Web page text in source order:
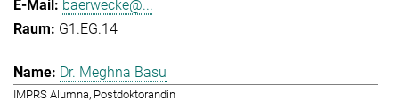
baerwecke@...
G1.EG.14
Dr. Meghna Basu
IMPRS Alumna, Postdoktorandin